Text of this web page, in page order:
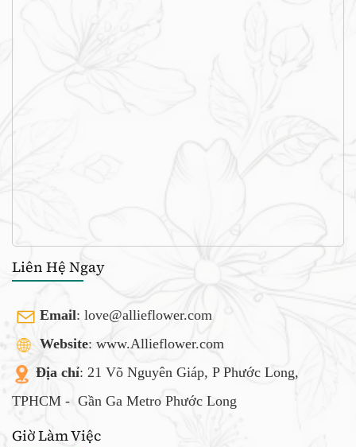
Liên Hệ Ngay
Email: love@allieflower.com
Website: www.Allieflower.com
Địa chỉ: 21 Võ Nguyên Giáp, P Phước Long,
TPHCM - Gần Ga Metro Phước Long
Giờ Làm Việc